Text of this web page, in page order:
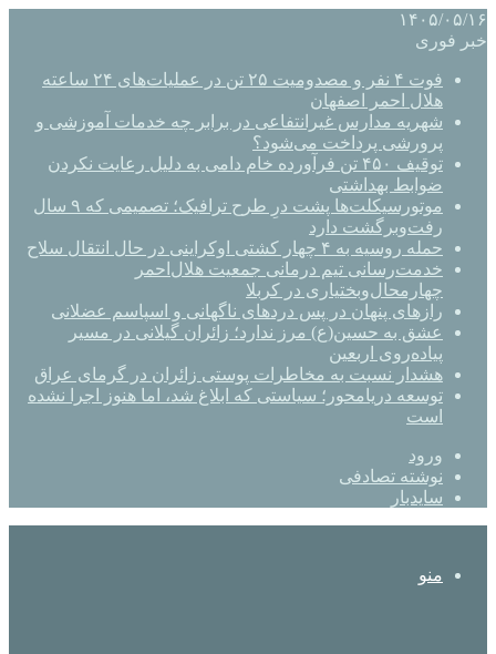
۱۴۰۵/۰۵/۱۶
خبر فوری
فوت ۴ نفر و مصدومیت ۲۵ تن در عملیات‌های ۲۴ ساعته
هلال احمر اصفهان
شهریه مدارس غیرانتفاعی در برابر چه خدمات آموزشی و
پرورشی پرداخت می‌شود؟
توقیف ۴۵۰ تن فرآورده خام دامی به دلیل رعایت نکردن
ضوابط بهداشتی
موتورسیکلت‌ها پشت درِ طرح ترافیک؛ تصمیمی که ۹ سال
رفت‌وبرگشت دارد
حمله روسیه به ۴ چهار کشتی اوکراینی در حال انتقال سلاح
خدمت‌رسانی تیم درمانی جمعیت هلال‌احمر
چهارمحال‌وبختیاری در کربلا
رازهای پنهان در پس دردهای ناگهانی و اسپاسم عضلانی
عشق به حسین(ع) مرز ندارد؛ زائران گیلانی در مسیر
پیاده‌روی اربعین
هشدار نسبت به مخاطرات پوستی زائران در گرمای عراق
توسعه دریامحور؛ سیاستی که ابلاغ شد، اما هنوز اجرا نشده
است
ورود
نوشته تصادفی
سایدبار
منو